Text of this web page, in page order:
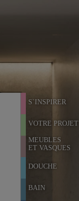
S`INSPIRER
VOTRE PROJET
MEUBLES
ET VASQUES
DOUCHE
BAIN